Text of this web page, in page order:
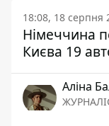
18:08, 18 серпня
Німеччина
Києва 19
Аліна